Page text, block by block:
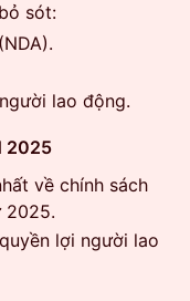
sót:
lao động.
2025
về chính sách
2025.
lợi người lao